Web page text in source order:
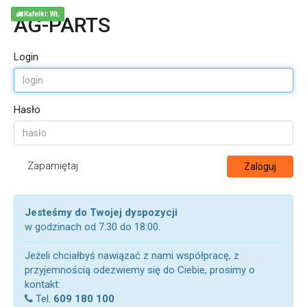
AG-PARTS
Login
Hasło
Zapamiętaj Zaloguj
Jesteśmy do Twojej dyspozycji
w godzinach od 7:30 do 18:00.
Jeżeli chciałbyś nawiązać z nami współpracę, z
przyjemnością odezwiemy się do Ciebie, prosimy o
kontakt:
Tel. 609 180 100
Kafelki: WŁ